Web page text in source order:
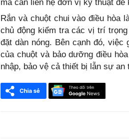
mà cần liên hệ đơn vị kỹ thuật để
Rắn và chuột chui vào điều hòa
chủ động kiểm tra các vị trí
đặt dàn nóng. Bên cạnh đó,
của chuột và bảo dưỡng điều
nhập, bảo vệ cả thiết bị lẫn sự an